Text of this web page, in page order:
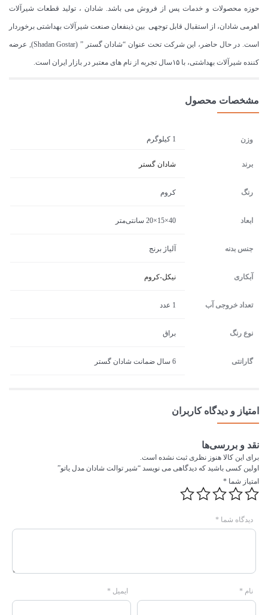
حوزه محصولات و خدمات پس از فروش می باشد. شادان ، تولید قطعات شیرآلات
اهرمی شادان، از استقبال قابل توجهی بین ذینفعان صنعت شیرآلات بهداشتی برخوردار
است. در حال حاضر، این شرکت تحت عنوان “شادان گستر ” (Shadan Gostar), عرضه
کننده شیرآلات بهداشتی، با ۱۵سال تجربه از نام های معتبر در بازار ایران است.
مشخصات محصول
وزن 1 کیلوگرم
برند شادان گستر
رنگ کروم
ابعاد 40×15×20 سانتی‌متر
جنس بدنه آلیاژ برنج
آبکاری نیکل-کروم
تعداد خروجی آب 1 عدد
نوع رنگ براق
گارانتی 6 سال ضمانت شادان گستر
امتیاز و دیدگاه کاربران
نقد و بررسی‌ها
برای این کالا هنوز نظری ثبت نشده است.
اولین کسی باشید که دیدگاهی می نویسد “شیر توالت شادان مدل یاتو”
امتیاز شما *
دیدگاه شما *
نام * ایمیل *